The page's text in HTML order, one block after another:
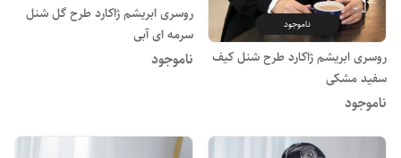
ناموجود
روسری ابریشم ژاکارد طرح شنل کیف
سفید مشکی
ناموجود
روسری ابریشم ژاکارد طرح گل شنل
سرمه ای آبی
ناموجود